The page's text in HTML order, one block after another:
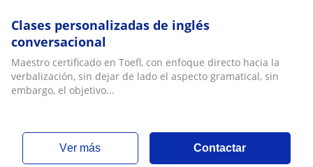
Clases personalizadas de inglés
conversacional
Maestro certificado en Toefl, con enfoque directo hacia la
verbalización, sin dejar de lado el aspecto gramatical, sin
embargo, el objetivo...
ver más Contactar